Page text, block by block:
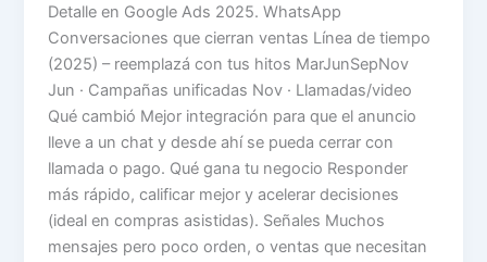
Detalle en Google Ads 2025. WhatsApp
Conversaciones que cierran ventas Línea de tiempo
(2025) – reemplazá con tus hitos MarJunSepNov
Jun · Campañas unificadas Nov · Llamadas/video
Qué cambió Mejor integración para que el anuncio
lleve a un chat y desde ahí se pueda cerrar con
llamada o pago. Qué gana tu negocio Responder
más rápido, calificar mejor y acelerar decisiones
(ideal en compras asistidas). Señales Muchos
mensajes pero poco orden, o ventas que necesitan